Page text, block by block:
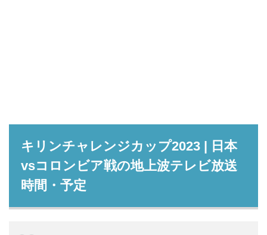
キリンチャレンジカップ2023 | 日本
vsコロンビア戦の地上波テレビ放送
時間・予定